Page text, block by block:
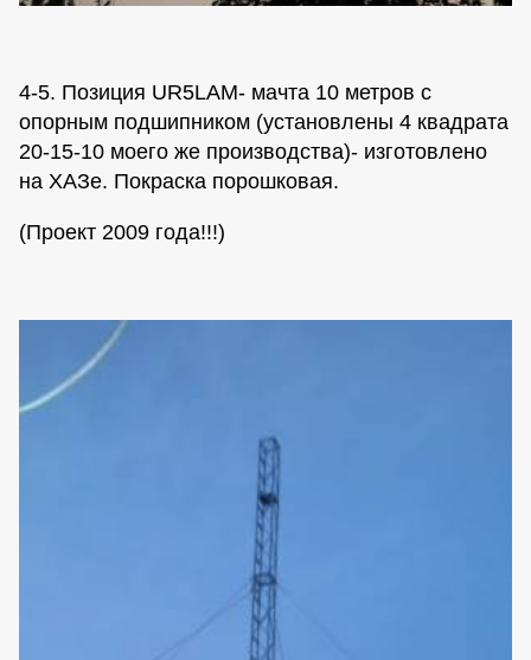
4-5. Позиция UR5LAM- мачта 10 метров с
опорным подшипником (установлены 4 квадрата
20-15-10 моего же производства)- изготовлено
на ХАЗе. Покраска порошковая.
(Проект 2009 года!!!)